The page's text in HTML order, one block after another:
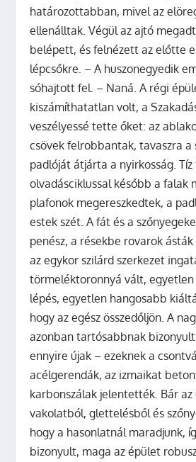
határozottabban, mivel az
ellenálltak. Végül az ajtó
belépett, és felnézett az előtte
lépcsőkre. – A huszonegyedik
sóhajtott fel. – Naná. A régi
kiszámíthatatlan volt, a
veszélyessé tette őket: az
csövek felrobbantak, tavaszra a
padlóját átjárta a nyirkosság. Tíz
olvadásciklussal később a falak
plafonok megereszkedtek, a
estek szét. A fát és a
penész, a résekbe rovarok
az egykor szilárd szerkezet
törmeléktoronnyá vált,
lépés, egyetlen hangosabb
hogy az egész összedőljön. A
azonban tartósabbnak
ennyire újak – ezeknek a
acélgerendák, az izmaikat
karbonszálak jelentették. Bár az
vakolatból, glettelésből és
hogy a hasonlatnál maradjunk,
bizonyult, maga az épület